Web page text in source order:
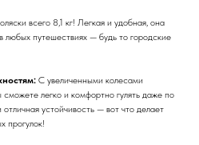
всего 8,1 кг! Легкая и удобная, она
путешествиях — будь то городские
С увеличенными колесами
легко и комфортно гулять даже по
устойчивость — вот что делает
прогулок!